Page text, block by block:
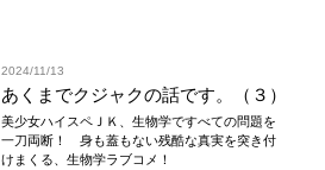
2024/11/13
あくまでクジャクの話です。（３）
美少女ハイスペＪＫ、生物学ですべての問題を
一刀両断！ 身も蓋もない残酷な真実を突き付
けまくる、生物学ラブコメ！